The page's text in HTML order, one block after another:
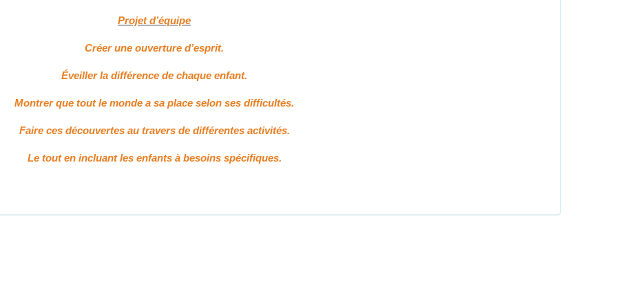
Projet d’équipe
Créer une ouverture d’esprit.
Éveiller la différence de chaque enfant.
Montrer que tout le monde a sa place selon ses difficultés.
Faire ces découvertes au travers de différentes activités.
Le tout en incluant les enfants à besoins spécifiques.